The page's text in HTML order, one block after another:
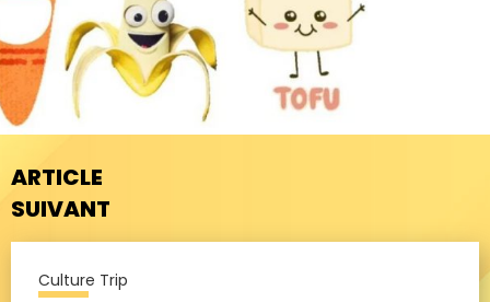
ARTICLE
SUIVANT
Culture Trip